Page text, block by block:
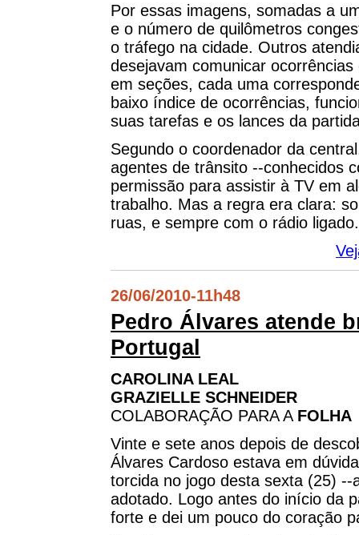
Por essas imagens, somadas a
e o número de quilômetros
o tráfego na cidade. Outros
desejavam comunicar
em seções, cada uma
baixo índice de ocorrências,
suas tarefas e os lances da
Segundo o coordenador da
agentes de trânsito --conhecidos
permissão para assistir à TV em
trabalho. Mas a regra era clara:
ruas, e sempre com o rádio ligado.
26/06/2010-11h48
Pedro Álvares atende
Portugal
CAROLINA LEAL
GRAZIELLE SCHNEIDER
COLABORAÇÃO PARA A FOLHA
Vinte e sete anos depois de
Álvares Cardoso estava em
torcida no jogo desta sexta (25)
adotado. Logo antes do início da
forte e dei um pouco do coração